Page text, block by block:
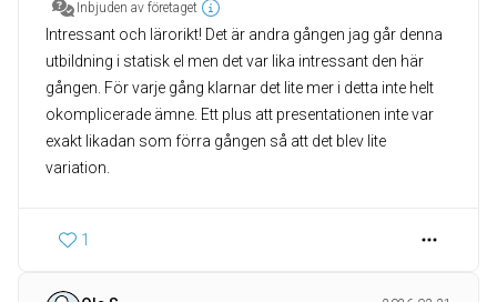
Inbjuden av företaget
Intressant och lärorikt! Det är andra gången jag går denna
utbildning i statisk el men det var lika intressant den här
gången. För varje gång klarnar det lite mer i detta inte helt
okomplicerade ämne. Ett plus att presentationen inte var
exakt likadan som förra gången så att det blev lite
variation.
1